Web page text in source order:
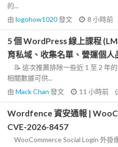
的...
由 logohow1020發文 8 小時前
5 個 WordPress 線上課程
育私域、收集名單、營運個
📝 這次推薦排除一些近 1 至 2 年
相關數據可供...
由 Mack Chan 發文 11 小時前
Wordfence 資安通報 |
CVE-2026-8457
WooCommerce Social Login 外掛